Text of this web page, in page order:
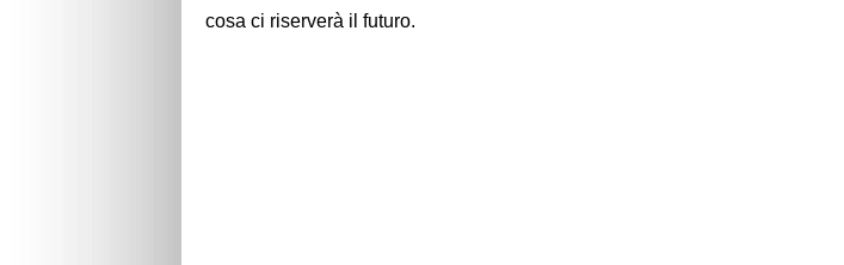
cosa ci riserverà il futuro.